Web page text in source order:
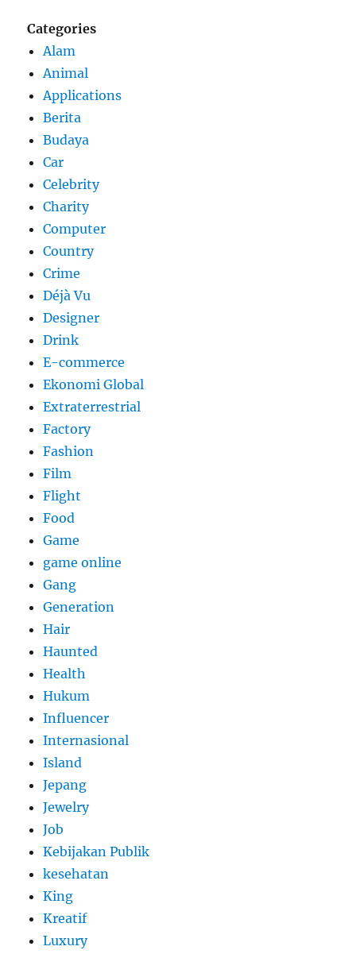
Categories
Alam
Animal
Applications
Berita
Budaya
Car
Celebrity
Charity
Computer
Country
Crime
Déjà Vu
Designer
Drink
E-commerce
Ekonomi Global
Extraterrestrial
Factory
Fashion
Film
Flight
Food
Game
game online
Gang
Generation
Hair
Haunted
Health
Hukum
Influencer
Internasional
Island
Jepang
Jewelry
Job
Kebijakan Publik
kesehatan
King
Kreatif
Luxury